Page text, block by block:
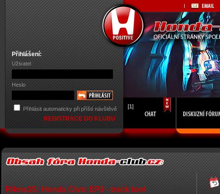
Přihlášení:
Uživatel
Heslo
Přihlásit automaticky při příští návštěvě
REGISTRACE DO KLUBU
[1]
R4ms3S: Honda Civic EP3 - track tool